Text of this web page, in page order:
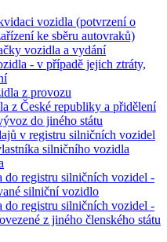
vozidla (potvrzení o
ke sběru autovraků)
vozidla a vydání
- v případě jejich ztráty,
z provozu
z České republiky a přidělení
do jiného státu
v registru silničních vozidel
silničního vozidla
do registru silničních vozidel -
silniční vozidlo
do registru silničních vozidel -
z jiného členského státu